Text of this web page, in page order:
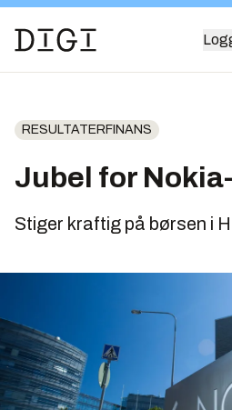
RESULTATERFINANS
Jubel for Nokia-
Stiger kraftig på børsen i